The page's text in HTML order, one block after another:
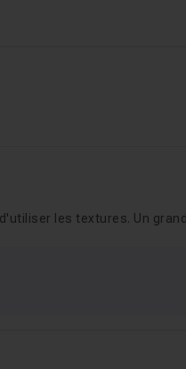
les textures. Un grand